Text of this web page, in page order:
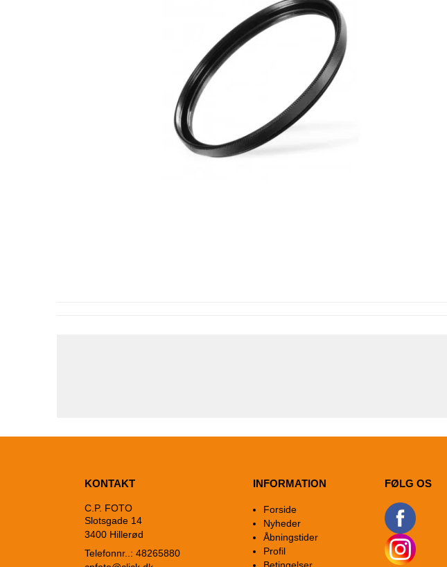
KONTAKT
C.P. FOTO
Slotsgade 14
3400 Hillerød
Telefonnr..: 48265880
INFORMATION
Forside
Nyheder
Åbningstider
Profil
FØLG OS